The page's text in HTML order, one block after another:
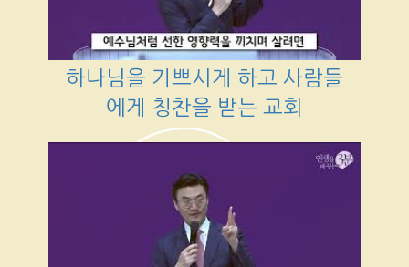
하나님을 기쁘시게 하고 사람들
에게 칭찬을 받는 교회